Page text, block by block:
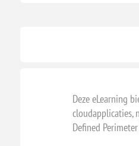
Deze eLearning
cloudapplicaties,
Defined